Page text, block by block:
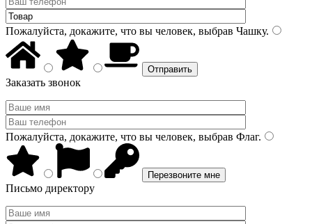
Пожалуйста, докажите, что вы человек, выбрав Чашку.
Заказать звонок
Пожалуйста, докажите, что вы человек, выбрав Флаг.
Письмо директору